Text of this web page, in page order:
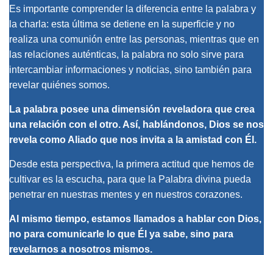
Es importante comprender la diferencia entre la palabra y
la charla: esta última se detiene en la superficie y no
realiza una comunión entre las personas, mientras que en
las relaciones auténticas, la palabra no solo sirve para
intercambiar informaciones y noticias, sino también para
revelar quiénes somos.
La palabra posee una dimensión reveladora que crea
una relación con el otro. Así, hablándonos, Dios se nos
revela como Aliado que nos invita a la amistad con Él.
Desde esta perspectiva, la primera actitud que hemos de
cultivar es la escucha, para que la Palabra divina pueda
penetrar en nuestras mentes y en nuestros corazones.
Al mismo tiempo, estamos llamados a hablar con Dios,
no para comunicarle lo que Él ya sabe, sino para
revelarnos a nosotros mismos.